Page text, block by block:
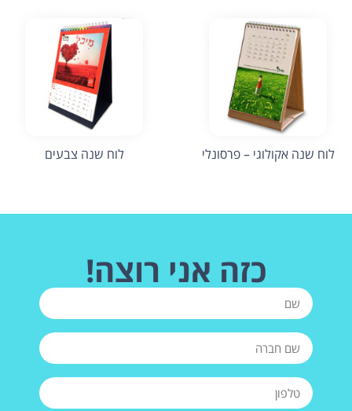
לוח שנה אקולוגי – פרסונלי לוח שנה צבעים
כזה אני רוצה!